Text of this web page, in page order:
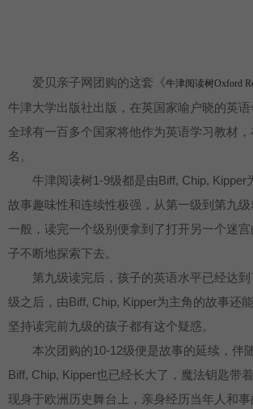
爱贝亲子网团购的这套《牛津阅读树Oxford
牛津大学出版社出版，在英国家喻户晓的英
全球有一百多个国家将他作为英语学习教材
名。
牛津阅读树1-9级都是由Biff, Chip, Kipper
故事趣味性和连续性极强，从第一级到第九
一般，读完一个级别便拿到了打开另一个迷
子不断地探索下去。
第九级读完后，孩子的英语水平已经达
级之后，由Biff, Chip, Kipper为主角的故事还
坚持读完前九级的孩子都有这个疑惑。
本次团购的10-12级便是故事的延续，伴
Biff, Chip, Kipper也已经长大了，魔法钥匙带
现身于欧洲历史舞台上，亲身经历当年人和事